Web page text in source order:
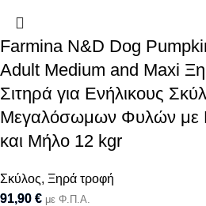
Farmina N&D Dog
Adult Medium and Maxi
Σιτηρά για Ενήλικους
Μεγαλόσωμων Φυλών με
και Μήλο 12 kgr
Σκύλος, Ξηρά τροφή
91,90 € με Φ.Π.Α.